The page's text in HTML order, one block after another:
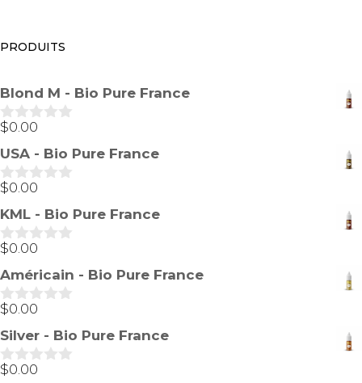
PRODUITS
Blond M - Bio Pure France
0
u
r
5
$0.00
USA - Bio Pure France
0
u
r
5
$0.00
KML - Bio Pure France
0
u
r
5
$0.00
Américain - Bio Pure France
0
s
u
r
5
$0.00
Silver - Bio Pure France
0
$0.00